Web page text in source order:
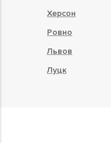
Херсон
Ровно
Львов
Луцк